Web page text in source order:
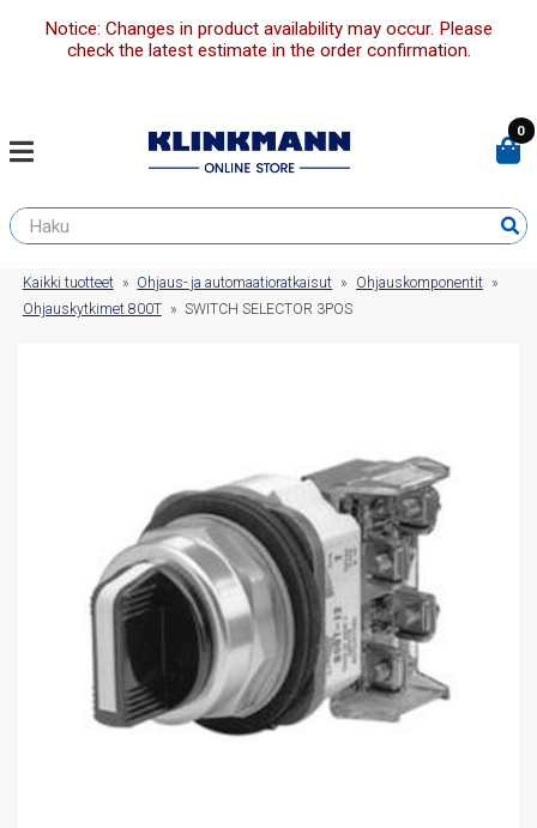
Notice: Changes in product availability may occur. Please
check the latest estimate in the order confirmation.
0
Kaikki tuotteet » Ohjaus- ja automaatioratkaisut » Ohjauskomponentit »
Ohjauskytkimet 800T » SWITCH SELECTOR 3POS